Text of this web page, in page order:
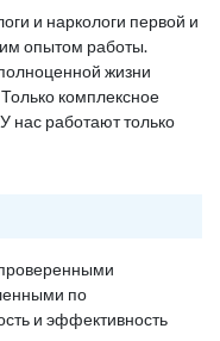
и наркологи первой и
опытом работы.
жизни
комплексное
нас работают только
по
и эффективность